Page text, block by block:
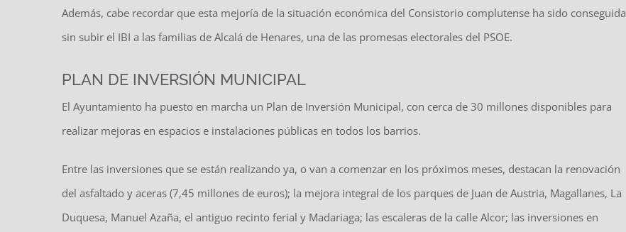
Además, cabe recordar que esta mejoría de la situación económica del Consistorio complutense ha sido conseguida
sin subir el IBI a las familias de Alcalá de Henares, una de las promesas electorales del PSOE.
PLAN DE INVERSIÓN MUNICIPAL
El Ayuntamiento ha puesto en marcha un Plan de Inversión Municipal, con cerca de 30 millones disponibles para
realizar mejoras en espacios e instalaciones públicas en todos los barrios.
Entre las inversiones que se están realizando ya, o van a comenzar en los próximos meses, destacan la renovación
del asfaltado y aceras (7,45 millones de euros); la mejora integral de los parques de Juan de Austria, Magallanes, La
Duquesa, Manuel Azaña, el antiguo recinto ferial y Madariaga; las escaleras de la calle Alcor; las inversiones en